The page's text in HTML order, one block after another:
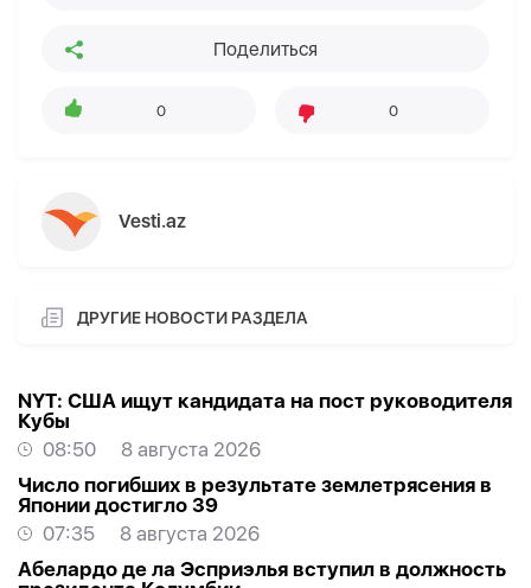
Поделиться
0 0
Vesti.az
ДРУГИЕ НОВОСТИ РАЗДЕЛА
NYT: США ищут кандидата на пост руководителя
Кубы
08:50
8 августа 2026
Число погибших в результате землетрясения в
Японии достигло 39
07:35
8 августа 2026
Абелардо де ла Эсприэлья вступил в должность